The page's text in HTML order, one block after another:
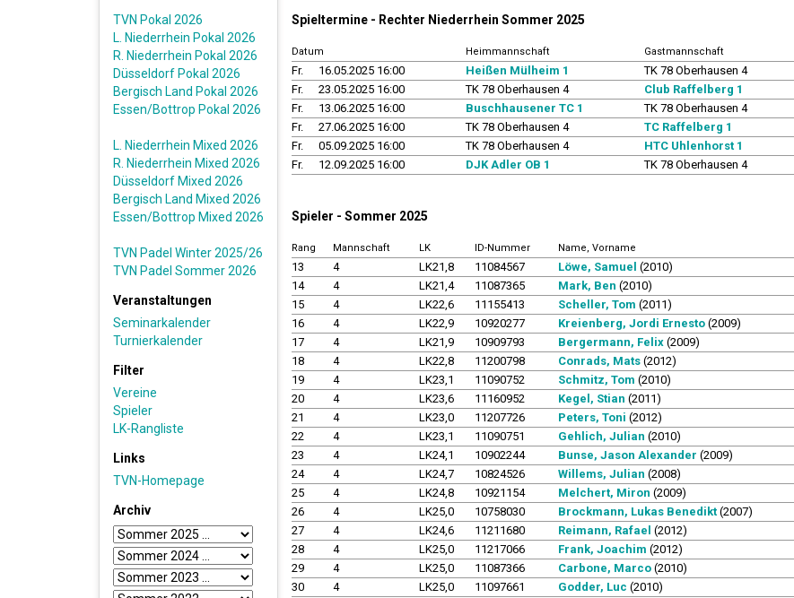
TVN Pokal 2026
L. Niederrhein Pokal 2026
R. Niederrhein Pokal 2026
Düsseldorf Pokal 2026
Bergisch Land Pokal 2026
Essen/Bottrop Pokal 2026
L. Niederrhein Mixed 2026
R. Niederrhein Mixed 2026
Düsseldorf Mixed 2026
Bergisch Land Mixed 2026
Essen/Bottrop Mixed 2026
TVN Padel Winter 2025/26
TVN Padel Sommer 2026
Veranstaltungen
Seminarkalender
Turnierkalender
Filter
Vereine
Spieler
LK-Rangliste
Links
TVN-Homepage
Archiv
Spieltermine - Rechter Niederrhein Sommer 2025
Datum Heimmannschaft Gastmannschaft
Fr. 16.05.2025 16:00 Heißen Mülheim 1 TK 78 Oberhausen 4
Fr.
23.05.2025 16:00 TK 78 Oberhausen 4 Club Raffelberg 1
Fr.
13.06.2025 16:00 Buschhausener TC 1 TK 78 Oberhausen 4
Fr.
27.06.2025 16:00 TK 78 Oberhausen 4 TC Raffelberg 1
Fr.
05.09.2025 16:00 TK 78 Oberhausen 4 HTC Uhlenhorst 1
Fr.
12.09.2025 16:00 DJK Adler OB 1 TK 78 Oberhausen 4
Spieler - Sommer 2025
Rang Mannschaft LK ID-Nummer Name, Vorname
13 4 LK21,8 11084567 Löwe, Samuel (2010)
14
4 LK21,4 11087365 Mark, Ben (2010)
15
4 LK22,6 11155413 Scheller, Tom (2011)
16
4 LK22,9 10920277 Kreienberg, Jordi Ernesto (2009)
17
4 LK21,9 10909793 Bergermann, Felix (2009)
18
4 LK22,8 11200798 Conrads, Mats (2012)
19
4 LK23,1 11090752 Schmitz, Tom (2010)
20
4 LK23,6 11160952 Kegel, Stian (2011)
21
4 LK23,0 11207726 Peters, Toni (2012)
22
4 LK23,1 11090751 Gehlich, Julian (2010)
23
4 LK24,1 10902244 Bunse, Jason Alexander (2009)
24
4 LK24,7 10824526 Willems, Julian (2008)
25
4 LK24,8 10921154 Melchert, Miron (2009)
26
4 LK25,0 10758030 Brockmann, Lukas Benedikt (2007)
27
4 LK24,6 11211680 Reimann, Rafael (2012)
28
4 LK25,0 11217066 Frank, Joachim (2012)
29
4 LK25,0 11087366 Carbone, Marco (2010)
30
4 LK25,0 11097661 Godder, Luc (2010)